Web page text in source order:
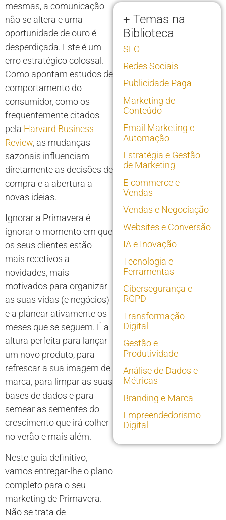
mesmas, a comunicação
não se altera e uma
oportunidade de ouro é
desperdiçada. Este é um
erro estratégico colossal.
Como apontam estudos de
comportamento do
consumidor, como os
frequentemente citados
pela Harvard Business
Review, as mudanças
sazonais influenciam
diretamente as decisões de
compra e a abertura a
novas ideias.
Ignorar a Primavera é
ignorar o momento em que
os seus clientes estão
mais recetivos a
novidades, mais
motivados para organizar
as suas vidas (e negócios)
e a planear ativamente os
meses que se seguem. É a
altura perfeita para lançar
um novo produto, para
refrescar a sua imagem de
marca, para limpar as suas
bases de dados e para
semear as sementes do
crescimento que irá colher
no verão e mais além.
Neste guia definitivo,
vamos entregar-lhe o plano
completo para o seu
marketing de Primavera.
Não se trata de
+ Temas na
Biblioteca
SEO
Redes Sociais
Publicidade Paga
Marketing de
Conteúdo
Email Marketing e
Automação
Estratégia e Gestão
de Marketing
E-commerce e
Vendas
Vendas e Negociação
Websites e Conversão
IA e Inovação
Tecnologia e
Ferramentas
Cibersegurança e
RGPD
Transformação
Digital
Gestão e
Produtividade
Análise de Dados e
Métricas
Branding e Marca
Empreendedorismo
Digital